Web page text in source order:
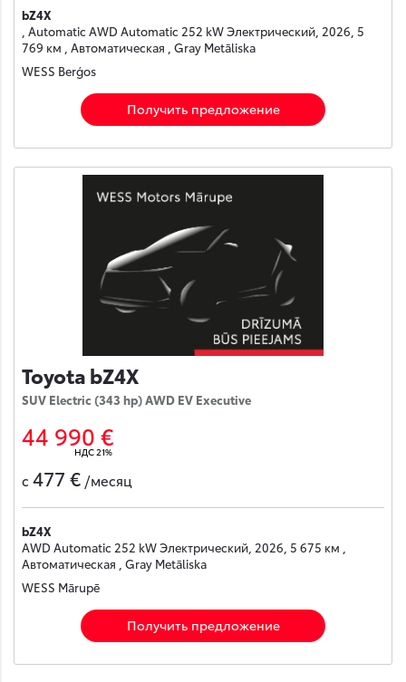
bZ4X
, Automatic AWD Automatic 252 kW Электрический, 2026, 5
769 км , Автоматическая , Gray Metāliska
WESS Berģos
Получить предложение
Toyota bZ4X
SUV Electric (343 hp) AWD EV Executive
44 990 €
НДС 21%
с 477 € /месяц
bZ4X
AWD Automatic 252 kW Электрический, 2026, 5 675 км ,
Автоматическая , Gray Metāliska
WESS Mārupē
Получить предложение